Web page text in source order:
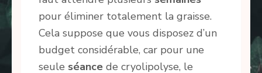
pour éliminer totalement la graisse.
Cela suppose que vous disposez d’un
budget considérable, car pour une
seule séance de cryolipolyse, le